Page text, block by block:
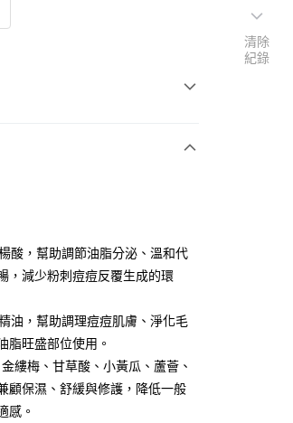
才付款」的支付方式。 讓您購物簡單
、不需儲值。
，即可結帳。
酸，幫助調節油脂分泌、溫和代
，減少粉刺痘痘反覆生成的環
油，幫助調理痘痘肌膚、淨化毛
脂旺盛部位使用。
縷梅、甘草酸、小黃瓜、蘆薈、
顧保濕、舒緩與修護，降低一般
感。
清除
紀錄